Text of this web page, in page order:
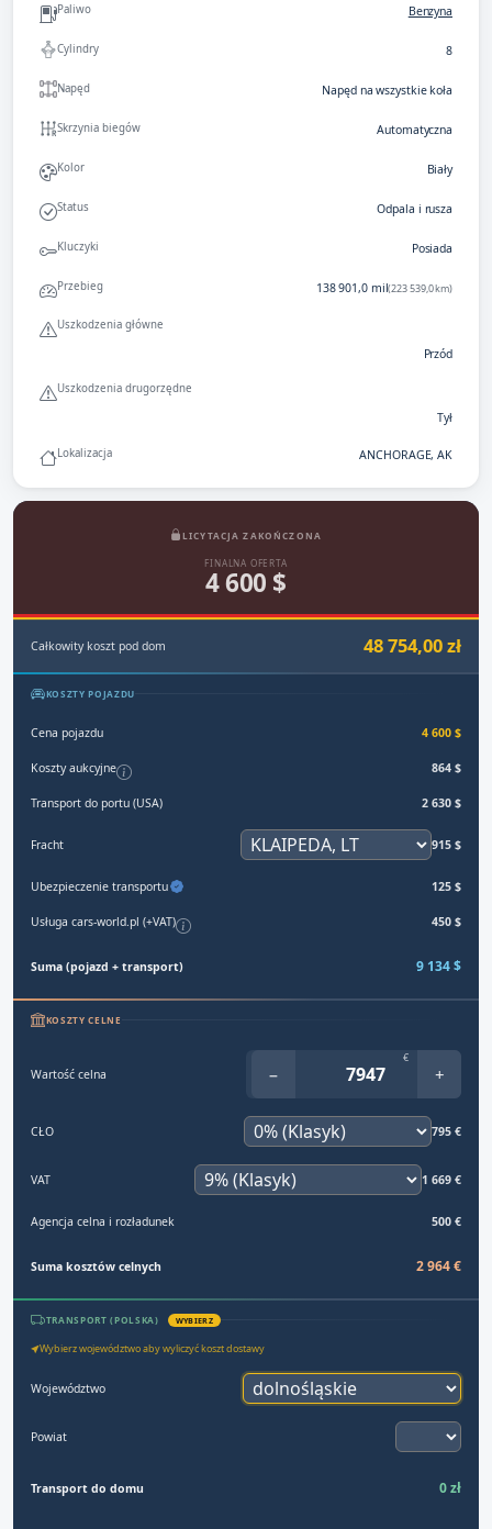
Paliwo Benzyna
Cylindry 8
Napęd Napęd na wszystkie koła
Skrzynia biegów Automatyczna
Kolor Biały
Status Odpala i rusza
Kluczyki Posiada
Przebieg 138 901,0 mil(223 539,0 km)
Uszkodzenia główne
Przód
Uszkodzenia drugorzędne
Tył
Lokalizacja ANCHORAGE, AK
LICYTACJA ZAKOŃCZONA
FINALNA OFERTA
4 600 $
Całkowity koszt pod dom 48 754,00 zł
KOSZTY POJAZDU
Cena pojazdu 4 600 $
Koszty aukcyjne 864 $
Transport do portu (USA) 2 630 $
Fracht 915 $
Ubezpieczenie transportu 125 $
Usługa cars-world.pl (+VAT) 450 $
Suma (pojazd + transport) 9 134 $
KOSZTY CELNE
Wartość celna −
€
+
CŁO 795 €
VAT 1 669 €
Agencja celna i rozładunek 500 €
Suma kosztów celnych 2 964 €
TRANSPORT (POLSKA) WYBIERZ
Wybierz województwo aby wyliczyć koszt dostawy
Województwo
Powiat
Transport do domu 0 zł